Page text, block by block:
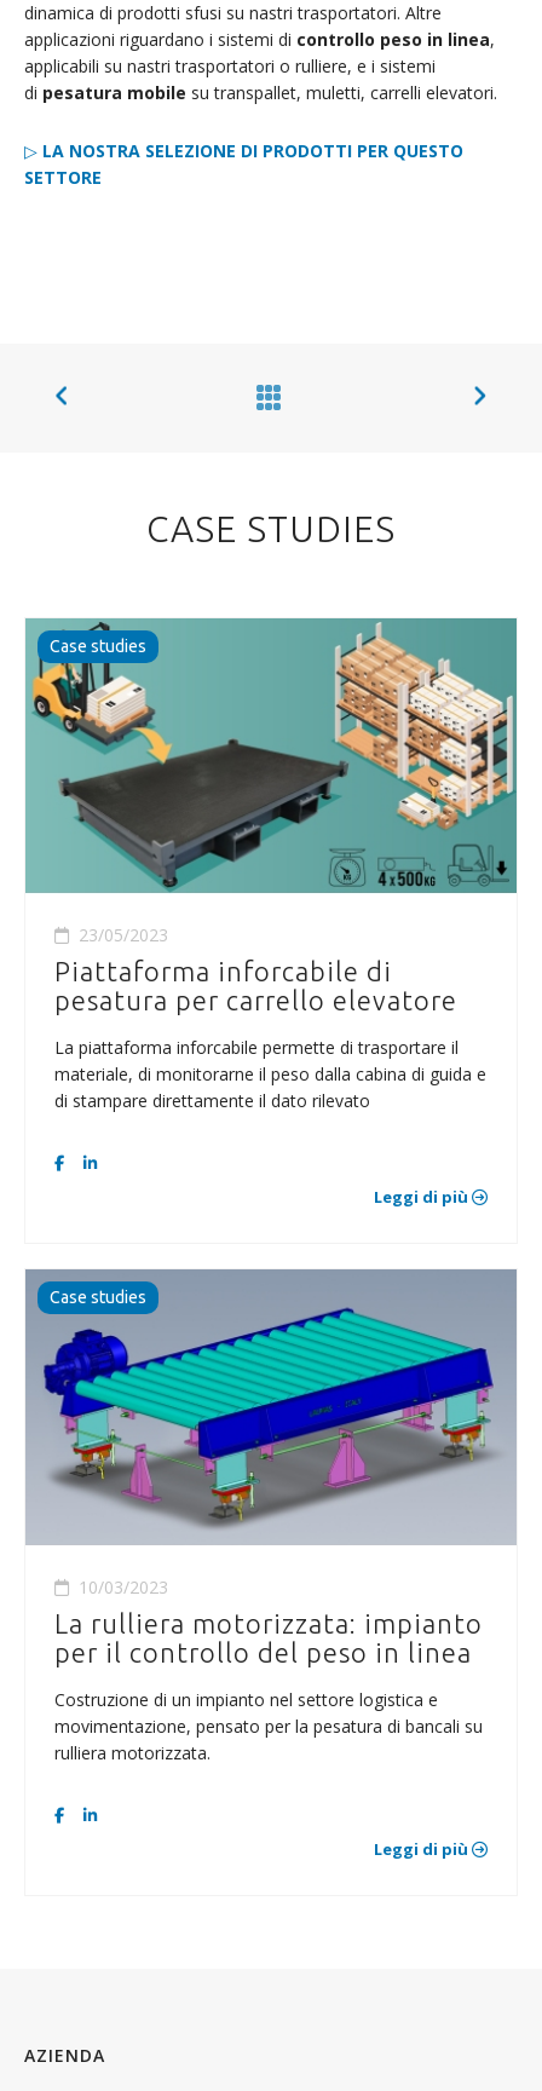
dinamica di prodotti sfusi su nastri trasportatori. Altre
applicazioni riguardano i sistemi di controllo peso in linea,
applicabili su nastri trasportatori o rulliere, e i sistemi
di pesatura mobile su transpallet, muletti, carrelli elevatori.
▷ LA NOSTRA SELEZIONE DI PRODOTTI PER QUESTO
SETTORE
CASE STUDIES
Case studies
23/05/2023
Piattaforma inforcabile di
pesatura per carrello elevatore
La piattaforma inforcabile permette di trasportare il
materiale, di monitorarne il peso dalla cabina di guida e
di stampare direttamente il dato rilevato
Leggi di più
Case studies
10/03/2023
La rulliera motorizzata: impianto
per il controllo del peso in linea
Costruzione di un impianto nel settore logistica e
movimentazione, pensato per la pesatura di bancali su
rulliera motorizzata.
Leggi di più
AZIENDA